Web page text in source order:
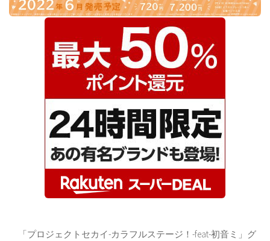
「プロジェクトセカイ-カラフルステージ！-feat-初音ミ」グ